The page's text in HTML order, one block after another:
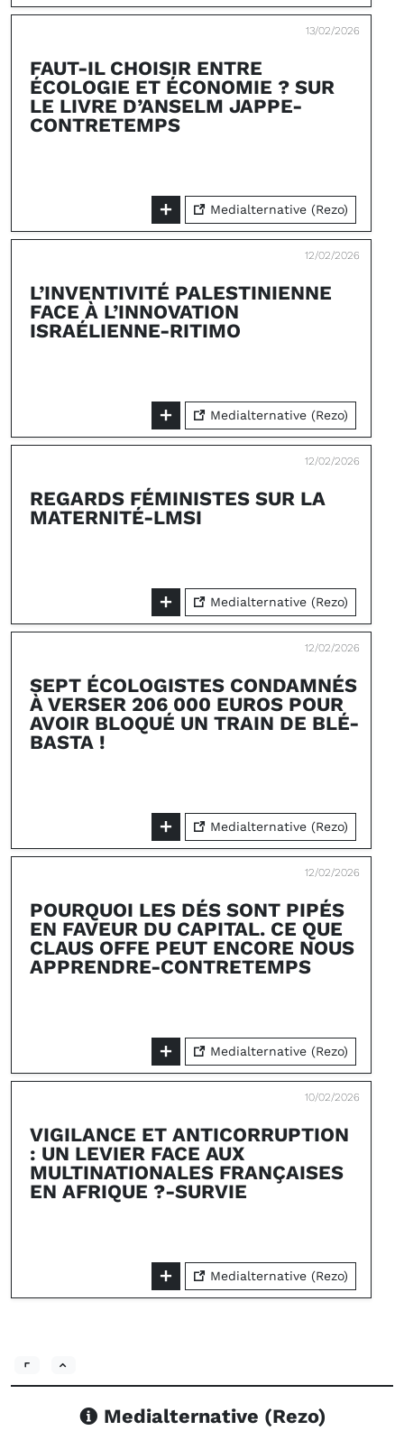
13/02/2026
FAUT-IL CHOISIR ENTRE
ÉCOLOGIE ET ÉCONOMIE ? SUR
LE LIVRE D’ANSELM JAPPE-
CONTRETEMPS
Medialternative (Rezo)
12/02/2026
L’INVENTIVITÉ PALESTINIENNE
FACE À L’INNOVATION
ISRAÉLIENNE-RITIMO
Medialternative (Rezo)
12/02/2026
REGARDS FÉMINISTES SUR LA
MATERNITÉ-LMSI
Medialternative (Rezo)
12/02/2026
SEPT ÉCOLOGISTES CONDAMNÉS
À VERSER 206 000 EUROS POUR
AVOIR BLOQUÉ UN TRAIN DE BLÉ-
BASTA !
Medialternative (Rezo)
12/02/2026
POURQUOI LES DÉS SONT PIPÉS
EN FAVEUR DU CAPITAL. CE QUE
CLAUS OFFE PEUT ENCORE NOUS
APPRENDRE-CONTRETEMPS
Medialternative (Rezo)
10/02/2026
VIGILANCE ET ANTICORRUPTION
: UN LEVIER FACE AUX
MULTINATIONALES FRANÇAISES
EN AFRIQUE ?-SURVIE
Medialternative (Rezo)
Medialternative (Rezo)